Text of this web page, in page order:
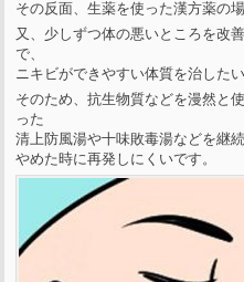
その反面、生薬を使った漢方薬の
又、少しずつ体の悪いところを改
で、
ニキビができやすい体質を治した
そのため、抗生物質などを漫然と
った
清上防風湯や十味敗毒湯などを継
やめた時に再発しにくいです。